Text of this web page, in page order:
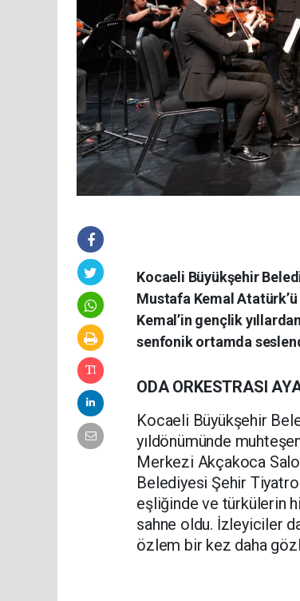
Kocaeli Büyükşehir
Mustafa Kemal Atatürk’ü
Kemal’in gençlik
senfonik ortamda
ODA ORKESTRASI
Kocaeli Büyükşehir
yıldönümünde
Merkezi Akçakoca
Belediyesi Şehir
eşliğinde ve türkülerin
sahne oldu. İzleyiciler
özlem bir kez daha